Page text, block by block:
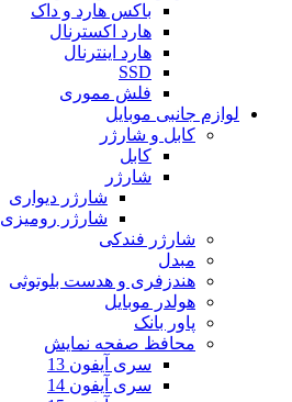
باکس هارد و داک
هارد اکسترنال
هارد اینترنال
SSD
فلش مموری
لوازم جانبی موبایل
کابل و شارژر
کابل
شارژر
شارژر دیواری
شارژر رومیزی
شارژر فندکی
مبدل
هندزفری و هدست بلوتوثی
هولدر موبایل
پاور بانک
محافظ صفحه نمایش
سری آیفون 13
سری آیفون 14